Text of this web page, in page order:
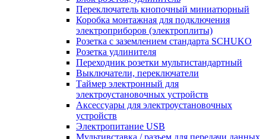
Переключатель кнопочный миниатюрный
Коробка монтажная для подключения
электроприборов (электроплиты)
Розетка с заземлением стандарта SCHUKO
Розетка удлинителя
Переходник розетки мультистандартный
Выключатели, переключатели
Таймер электронный для
электроустановочных устройств
Аксессуары для электроустановочных
устройств
Электропитание USB
Мультивставка / разъем для передачи данных